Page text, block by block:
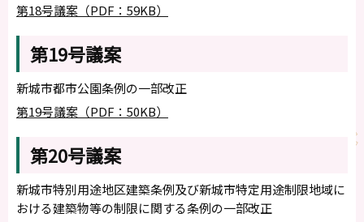
第18号議案（PDF：59KB）
第19号議案
新城市都市公園条例の一部改正
第19号議案（PDF：50KB）
第20号議案
新城市特別用途地区建築条例及び新城市特定用途制限地域に
おける建築物等の制限に関する条例の一部改正